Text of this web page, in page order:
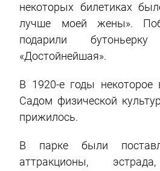
некоторых билетиках
лучше моей жены».
подарили
«Достойнейшая».
В 1920-е годы некоторое
Садом физической
прижилось.
В парке были
аттракционы,